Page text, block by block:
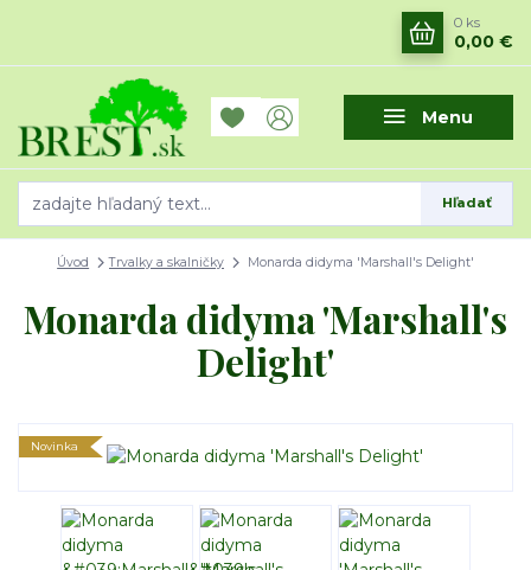
Menu
Hľadať
0 ks
0,00 €
Úvod Trvalky a skalničky Monarda didyma 'Marshall's Delight'
Monarda didyma 'Marshall's
Delight'
Novinka